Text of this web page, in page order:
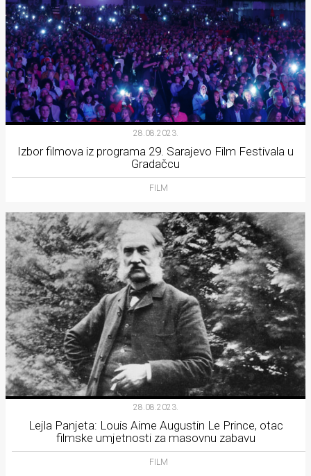
28.08.2023.
Izbor filmova iz programa 29. Sarajevo Film Festivala u
Gradačcu
FILM
28.08.2023.
Lejla Panjeta: Louis Aime Augustin Le Prince, otac
filmske umjetnosti za masovnu zabavu
FILM